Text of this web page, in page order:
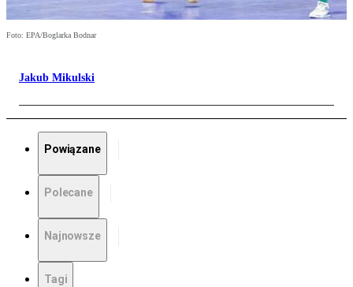
Foto: EPA/Boglarka Bodnar
Jakub Mikulski
Powiązane
Polecane
Najnowsze
Tagi